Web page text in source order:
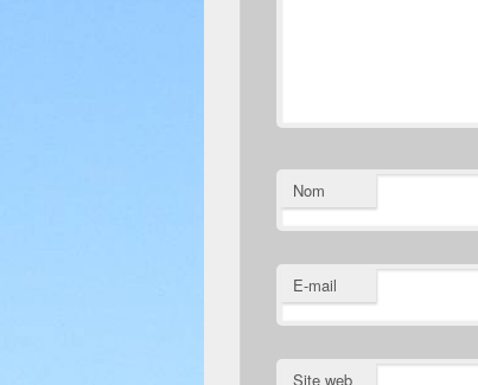
Nom
E-mail
Site web